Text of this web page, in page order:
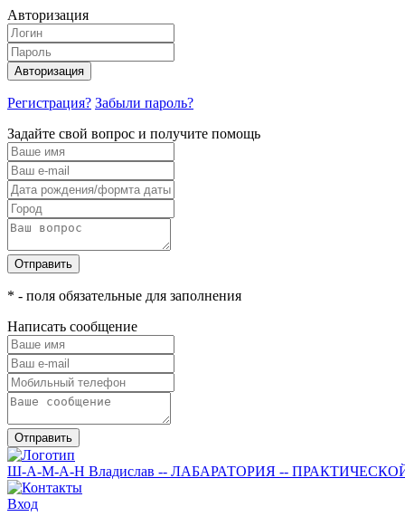
Авторизация
Авторизация
Регистрация? Забыли пароль?
Задайте свой вопрос и получите помощь
Отправить
* - поля обязательные для заполнения
Написать сообщение
Отправить
Ш-А-М-А-Н Владислав -- ЛАБАРАТОРИЯ --
Вход